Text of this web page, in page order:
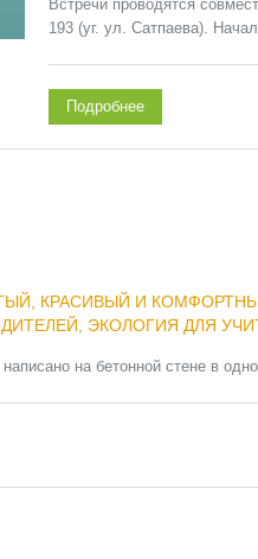
Встречи проводятся
193 (уг. ул. Сатпаева).
Подробнее
КРАСИВЫЙ И
ЭКОЛОГИЯ ДЛЯ
на бетонной стене в